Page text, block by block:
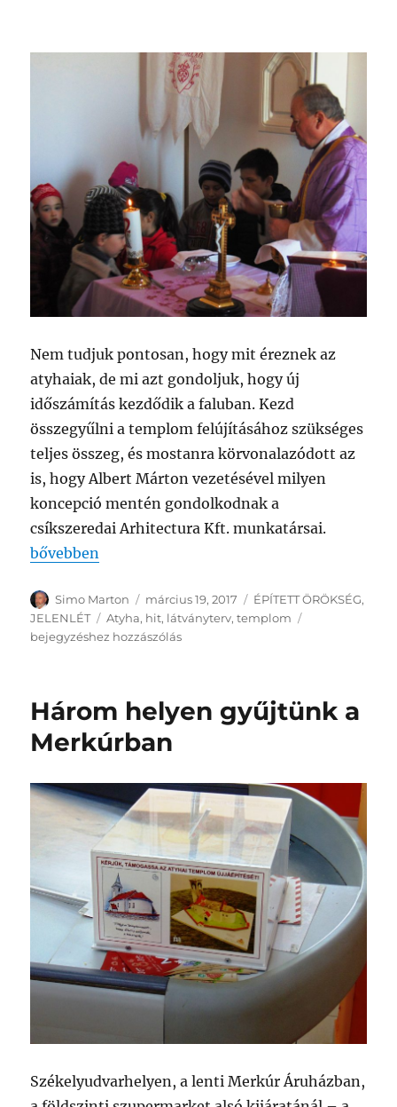
Nem tudjuk pontosan, hogy mit éreznek az
atyhaiak, de mi azt gondoljuk, hogy új
időszámítás kezdődik a faluban. Kezd
összegyűlni a templom felújításához szükséges
teljes összeg, és mostanra körvonalazódott az
is, hogy Albert Márton vezetésével milyen
koncepció mentén gondolkodnak a
csíkszeredai Arhitectura Kft. munkatársai.
„Új időszámítás Atyhában”
bővebben
Szerző
Simo Marton Közzétéve
március 19, 2017 Kategória
ÉPÍTETT ÖRÖKSÉG,
JELENLÉT
Címke
Atyha, hit, látványterv,templom
bejegyzéshez hozzászólás
Három helyen gyűjtünk a
Merkúrban
Székelyudvarhelyen, a lenti Merkúr Áruházban,